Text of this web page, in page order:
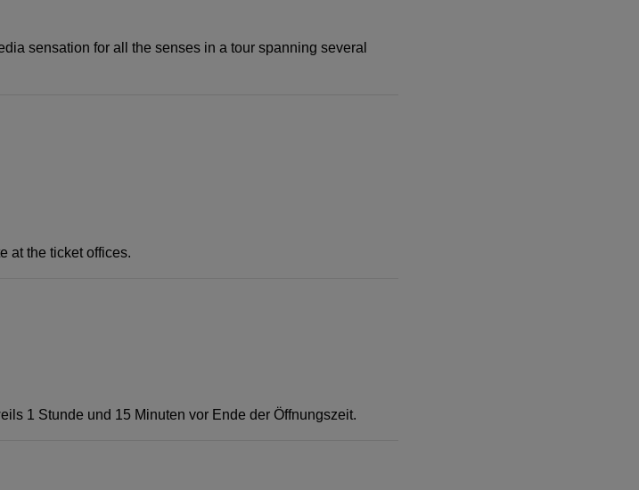
sensation for all the senses in a tour spanning several
at the ticket offices.
1 Stunde und 15 Minuten vor Ende der Öffnungszeit.